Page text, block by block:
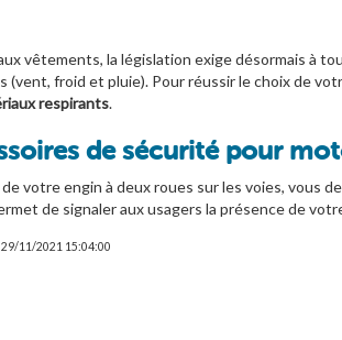
vêtements, la législation exige désormais à
(vent, froid et pluie). Pour réussir le choix de
respirants.
de sécurité pour
votre engin à deux roues sur les voies, vous
de signaler aux usagers la présence de
11/2021 15:04:00